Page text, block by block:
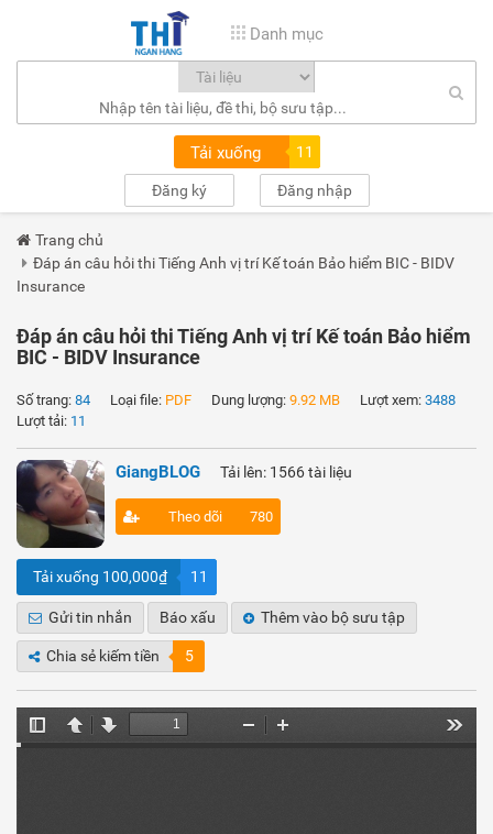
Danh mục
Tải xuống 11
Đăng ký Đăng nhập
Trang chủ
Đáp án câu hỏi thi Tiếng Anh vị trí Kế toán Bảo hiểm BIC - BIDV
Insurance
Đáp án câu hỏi thi Tiếng Anh vị trí Kế toán Bảo hiểm
BIC - BIDV Insurance
Số trang: 84 Loại file: PDF Dung lượng: 9.92 MB Lượt xem: 3488
Lượt tải: 11
GiangBLOG Tải lên: 1566 tài liệu
Theo dõi 780
Tải xuống 100,000₫ 11
Gửi tin nhắn Báo xấu Thêm vào bộ sưu tập
Chia sẻ kiếm tiền 5